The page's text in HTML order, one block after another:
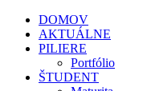
DOMOV
AKTUÁLNE
PILIERE
Portfólio
ŠTUDENT